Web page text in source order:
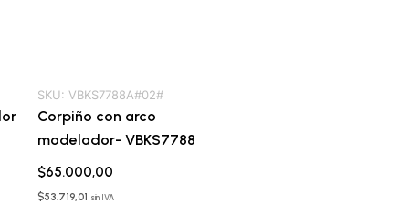
SKU: VBKS7788A#02#
Corpiño con arco
modelador- VBKS7788
$65.000,00
$53.719,01 sin IVA